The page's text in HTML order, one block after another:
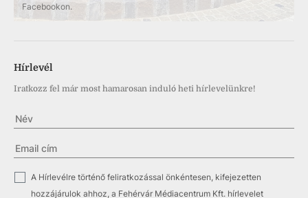
Facebookon.
Hírlevél
Iratkozz fel már most hamarosan induló heti hírlevelünkre!
✓
A Hírlevélre történő feliratkozással önkéntesen, kifejezetten
hozzájárulok ahhoz, a Fehérvár Médiacentrum Kft. hírlevelet